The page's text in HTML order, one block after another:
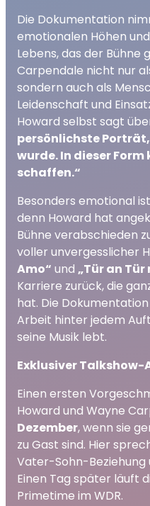
Die Dokumentation
emotionalen Höhen
Lebens, das der Bühne
Carpendale nicht nur
sondern auch als
Leidenschaft und
Howard selbst sagt
persönlichste
wurde. In dieser Form
schaffen.“
Besonders emotional
denn Howard hat
Bühne verabschieden
voller unvergesslicher
Amo“ und „Tür an Tür
Karriere zurück, die
hat. Die
Arbeit hinter jedem
seine Musik lebt.
Exklusiver
Einen ersten
Howard und Wayne
Dezember, wenn sie
zu Gast sind. Hier
Vater-Sohn-Beziehung
Einen Tag später läuft
Primetime im WDR.